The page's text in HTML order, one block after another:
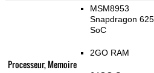
Processeur, Memoire
MSM8953
Snapdragon 625
SoC
2GO RAM